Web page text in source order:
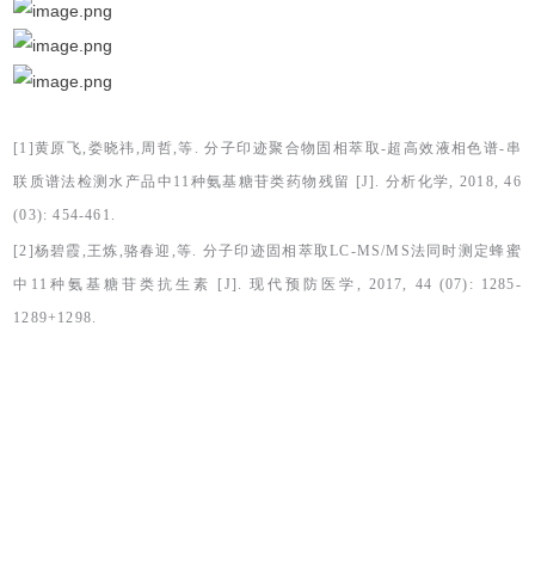
[1]黄原飞,娄晓祎,周哲,等. 分子印迹聚合物固相萃取-超高效液相色谱-串
联质谱法检测水产品中11种氨基糖苷类药物残留 [J]. 分析化学, 2018, 46
(03): 454-461.
[2]杨碧霞,王炼,骆春迎,等. 分子印迹固相萃取LC-MS/MS法同时测定蜂蜜
中11种氨基糖苷类抗生素 [J]. 现代预防医学, 2017, 44 (07): 1285-
1289+1298.